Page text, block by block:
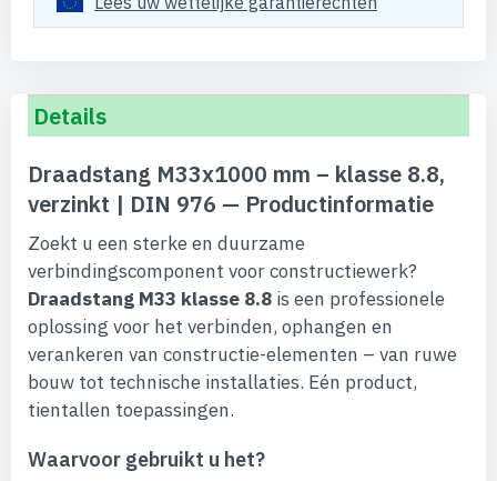
Details
Draadstang M33x1000 mm – klasse 8.8,
verzinkt | DIN 976 — Productinformatie
Zoekt u een sterke en duurzame
verbindingscomponent voor constructiewerk?
Draadstang M33 klasse 8.8 is een professionele
oplossing voor het verbinden, ophangen en
verankeren van constructie-elementen – van ruwe
bouw tot technische installaties. Eén product,
tientallen toepassingen.
Waarvoor gebruikt u het?